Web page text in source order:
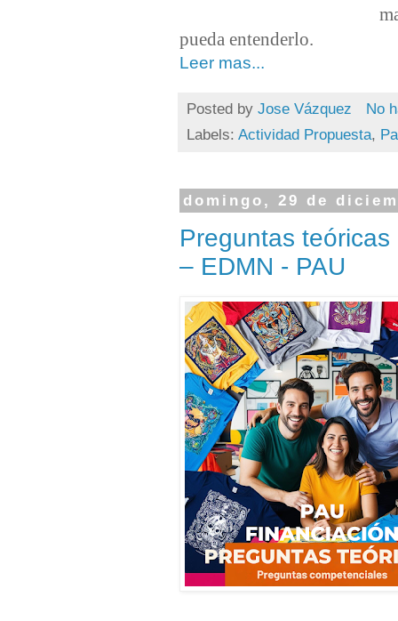
pueda entenderlo.
Leer mas...
Posted by Jose Vázquez
No
Labels: Actividad Propuesta,
domingo, 29 de
Preguntas
– EDMN - PAU